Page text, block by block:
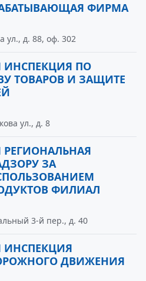
ФИРМА
ул., д. 88, оф. 302
ИНСПЕКЦИЯ ПО
ТОВАРОВ И ЗАЩИТЕ
ул., д. 8
РЕГИОНАЛЬНАЯ
ЗА
ФИЛИАЛ
3-й пер., д. 40
ИНСПЕКЦИЯ
ДВИЖЕНИЯ